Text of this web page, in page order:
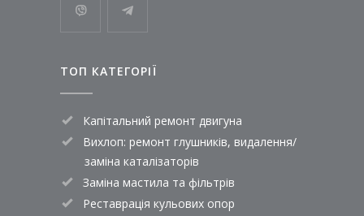
ТОП КАТЕГОРІЇ
Капітальний ремонт двигуна
Вихлоп: ремонт глушників, видалення/
заміна каталізаторів
Заміна мастила та фільтрів
Реставрація кульових опор